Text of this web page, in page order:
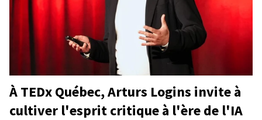
À TEDx Québec, Arturs Logins invite à
cultiver l'esprit critique à l'ère de l'IA